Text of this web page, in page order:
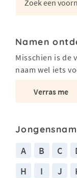
Namen
Misschien is de
naam wel iets
Verras me
A B C
H
I J